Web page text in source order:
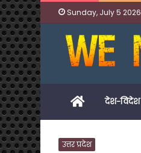
Sunday, July 5 2026
Homeदेश-विदेश
उत्तर प्रदेश